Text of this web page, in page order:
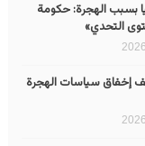
بسبب الهجرة: حكومة
التحدي»
إخفاق سياسات الهجرة